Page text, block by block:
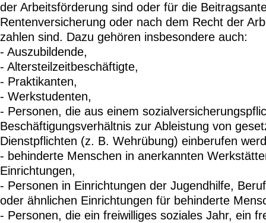
der Arbeitsförderung sind oder für die
Rentenversicherung oder nach dem Recht der
zahlen sind. Dazu gehören insbesondere auch:
- Auszubildende,
- Altersteilzeitbeschäftigte,
- Praktikanten,
- Werkstudenten,
- Personen, die aus einem
Beschäftigungsverhältnis zur Ableistung von
Dienstpflichten (z. B. Wehrübung) einberufen
- behinderte Menschen in anerkannten
Einrichtungen,
- Personen in Einrichtungen der Jugendhilfe,
oder ähnlichen Einrichtungen für behinderte
- Personen, die ein freiwilliges soziales Jahr, ein